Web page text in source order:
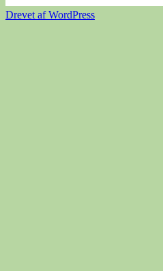
Drevet af WordPress